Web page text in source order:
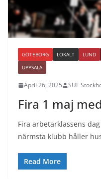
GÖTEBORG LOKALT LUND
UPPSALA
April 26, 2025 SUF
Fira 1 maj
Fira arbetarklassens
närmsta klubb håller
Read More